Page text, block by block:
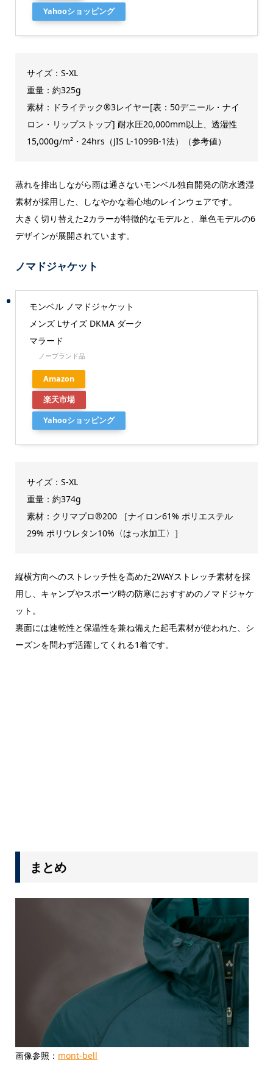
Yahooショッピング
サイズ：S-XL
重量：約325g
素材：ドライテック®3レイヤー[表：50デニール・ナイ
ロン・リップストップ] 耐水圧20,000mm以上、透湿性
15,000g/m²・24hrs（JIS L-1099B-1法）（参考値）
蒸れを排出しながら雨は通さないモンベル独自開発の防水透湿
素材が採用した、しなやかな着心地のレインウェアです。
大きく切り替えた2カラーが特徴的なモデルと、単色モデルの6
デザインが展開されています。
ノマドジャケット
モンベル ノマドジャケット
メンズ Lサイズ DKMA ダーク
マラード
ノーブランド品
Amazon
楽天市場
Yahooショッピング
サイズ：S-XL
重量：約374g
素材：クリマプロ®200 ［ナイロン61% ポリエステル
29% ポリウレタン10%〈はっ水加工〉］
縦横方向へのストレッチ性を高めた2WAYストレッチ素材を採
用し、キャンプやスポーツ時の防寒におすすめのノマドジャケ
ット。
裏面には速乾性と保温性を兼ね備えた起毛素材が使われた、シ
ーズンを問わず活躍してくれる1着です。
まとめ
画像参照： mont-bell